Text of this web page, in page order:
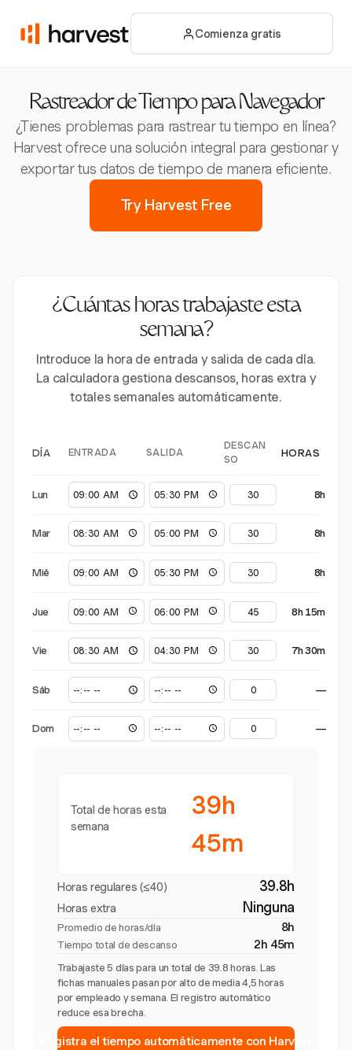
Comienza gratis
Rastreador de Tiempo para Navegador
¿Tienes problemas para rastrear tu tiempo en línea?
Harvest ofrece una solución integral para gestionar y
exportar tus datos de tiempo de manera eficiente.
Try Harvest Free
¿Cuántas horas trabajaste esta
semana?
Introduce la hora de entrada y salida de cada día.
La calculadora gestiona descansos, horas extra y
totales semanales automáticamente.
DÍA ENTRADA SALIDA
DESCAN
SO
HORAS
Lun 8h
Mar 8h
Mié 8h
Jue 8h 15m
Vie 7h 30m
Sáb —
Dom —
Total de horas esta
semana
39h
45m
Horas regulares (≤40) 39.8h
Horas extra Ninguna
Promedio de horas/día 8h
Tiempo total de descanso 2h 45m
Trabajaste 5 días para un total de 39.8 horas. Las
fichas manuales pasan por alto de media 4,5 horas
por empleado y semana. El registro automático
reduce esa brecha.
Registra el tiempo automáticamente con Harvest